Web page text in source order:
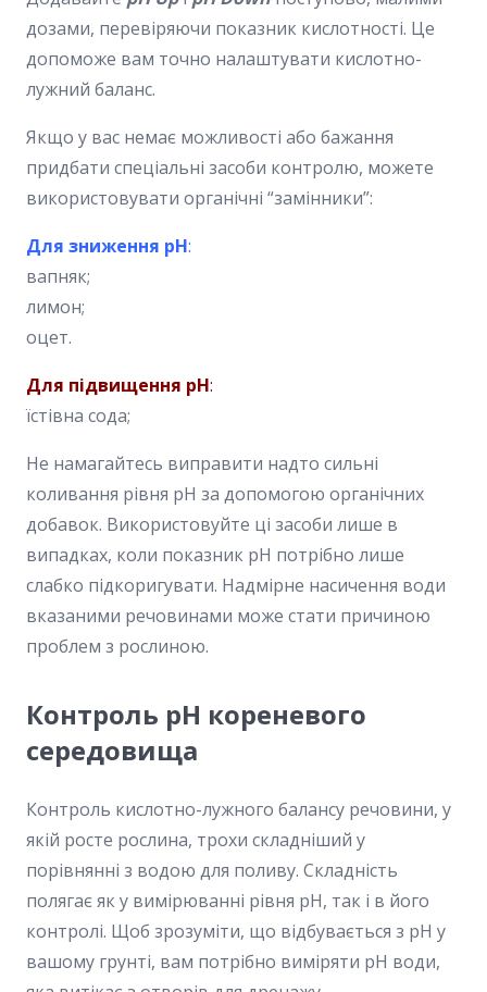
дозами, перевіряючи показник кислотності. Це
допоможе вам точно налаштувати кислотно-
лужний баланс.
Якщо у вас немає можливості або бажання
придбати спеціальні засоби контролю, можете
використовувати органічні “замінники”:
Для зниження pH:
вапняк;
лимон;
оцет.
Для підвищення pH:
їстівна сода;
Не намагайтесь виправити надто сильні
коливання рівня pH за допомогою органічних
добавок. Використовуйте ці засоби лише в
випадках, коли показник pH потрібно лише
слабко підкоригувати. Надмірне насичення води
вказаними речовинами може стати причиною
проблем з рослиною.
Контроль pH кореневого
середовища
Контроль кислотно-лужного балансу речовини, у
якій росте рослина, трохи складніший у
порівнянні з водою для поливу. Складність
полягає як у вимірюванні рівня pH, так і в його
контролі. Щоб зрозуміти, що відбувається з pH у
вашому грунті, вам потрібно виміряти pH води,